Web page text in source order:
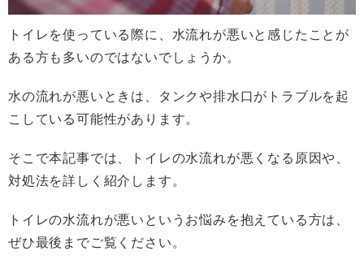
トイレを使っている際に、水流れが悪いと感じたことが
ある方も多いのではないでしょうか。
水の流れが悪いときは、タンクや排水口がトラブルを起
こしている可能性があります。
そこで本記事では、トイレの水流れが悪くなる原因や、
対処法を詳しく紹介します。
トイレの水流れが悪いというお悩みを抱えている方は、
ぜひ最後までご覧ください。